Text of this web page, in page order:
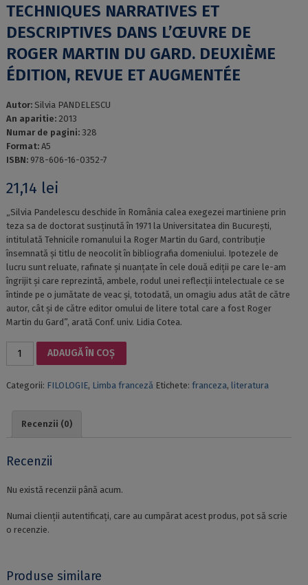
TECHNIQUES NARRATIVES ET
DESCRIPTIVES DANS L’ŒUVRE DE
ROGER MARTIN DU GARD. DEUXIÈME
ÉDITION, REVUE ET AUGMENTÉE
Autor: Silvia PANDELESCU
An aparitie: 2013
Numar de pagini: 328
Format: A5
ISBN: 978-606-16-0352-7
21,14 lei
„Silvia Pandelescu deschide în România calea exegezei martiniene prin
teza sa de doctorat susținută în 1971 la Universitatea din București,
intitulată Tehnicile romanului la Roger Martin du Gard, contribuție
însemnată și titlu de neocolit în bibliografia domeniului. Ipotezele de
lucru sunt reluate, rafinate și nuanțate în cele două ediții pe care le-am
îngrijit și care reprezintă, ambele, rodul unei reflecții intelectuale ce se
întinde pe o jumătate de veac și, totodată, un omagiu adus atât de către
autor, cât și de către editor omului de litere total care a fost Roger
Martin du Gard”, arată Conf. univ. Lidia Cotea.
ET
L'ŒUVRE
ROGER
DU
DEUXIÈME
ÉDITION,
ADAUGĂ ÎN COȘ
Categorii: FILOLOGIE, Limba franceză Etichete: franceza, literatura
Recenzii (0)
Recenzii
Nu există recenzii până acum.
Numai clienții autentificați, care au cumpărat acest produs, pot să scrie
o recenzie.
Produse similare